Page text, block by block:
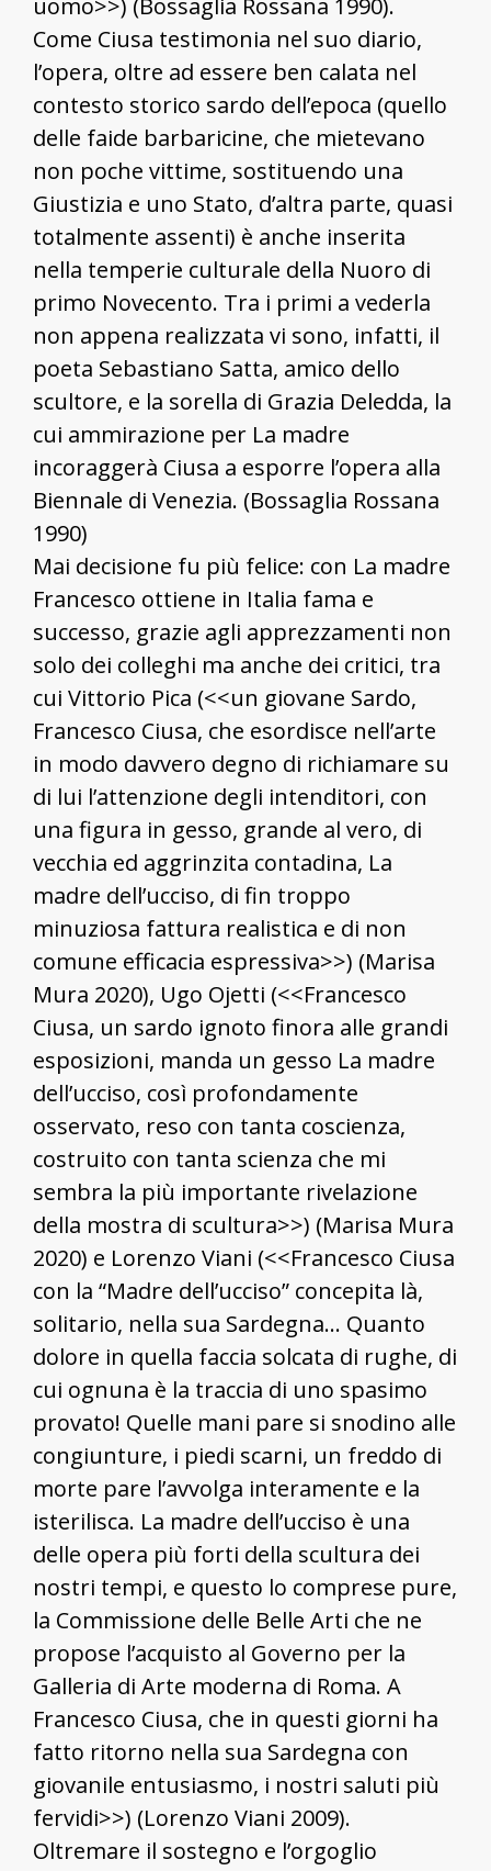
Come Ciusa testimonia nel suo diario,
l’opera, oltre ad essere ben calata nel
contesto storico sardo dell’epoca (quello
delle faide barbaricine, che mietevano
non poche vittime, sostituendo una
Giustizia e uno Stato, d’altra parte, quasi
totalmente assenti) è anche inserita
nella temperie culturale della Nuoro di
primo Novecento. Tra i primi a vederla
non appena realizzata vi sono, infatti, il
poeta Sebastiano Satta, amico dello
scultore, e la sorella di Grazia Deledda, la
cui ammirazione per La madre
incoraggerà Ciusa a esporre l’opera alla
Biennale di Venezia. (Bossaglia Rossana
1990)
Mai decisione fu più felice: con La madre
Francesco ottiene in Italia fama e
successo, grazie agli apprezzamenti non
solo dei colleghi ma anche dei critici, tra
cui Vittorio Pica (<<un giovane Sardo,
Francesco Ciusa, che esordisce nell’arte
in modo davvero degno di richiamare su
di lui l’attenzione degli intenditori, con
una figura in gesso, grande al vero, di
vecchia ed aggrinzita contadina, La
madre dell’ucciso, di fin troppo
minuziosa fattura realistica e di non
comune efficacia espressiva>>) (Marisa
Mura 2020), Ugo Ojetti (<<Francesco
Ciusa, un sardo ignoto finora alle grandi
esposizioni, manda un gesso La madre
dell’ucciso, così profondamente
osservato, reso con tanta coscienza,
costruito con tanta scienza che mi
sembra la più importante rivelazione
della mostra di scultura>>) (Marisa Mura
2020) e Lorenzo Viani (<<Francesco Ciusa
con la “Madre dell’ucciso” concepita là,
solitario, nella sua Sardegna… Quanto
dolore in quella faccia solcata di rughe, di
cui ognuna è la traccia di uno spasimo
provato! Quelle mani pare si snodino alle
congiunture, i piedi scarni, un freddo di
morte pare l’avvolga interamente e la
isterilisca. La madre dell’ucciso è una
delle opera più forti della scultura dei
nostri tempi, e questo lo comprese pure,
la Commissione delle Belle Arti che ne
propose l’acquisto al Governo per la
Galleria di Arte moderna di Roma. A
Francesco Ciusa, che in questi giorni ha
fatto ritorno nella sua Sardegna con
giovanile entusiasmo, i nostri saluti più
fervidi>>) (Lorenzo Viani 2009).
Oltremare il sostegno e l’orgoglio